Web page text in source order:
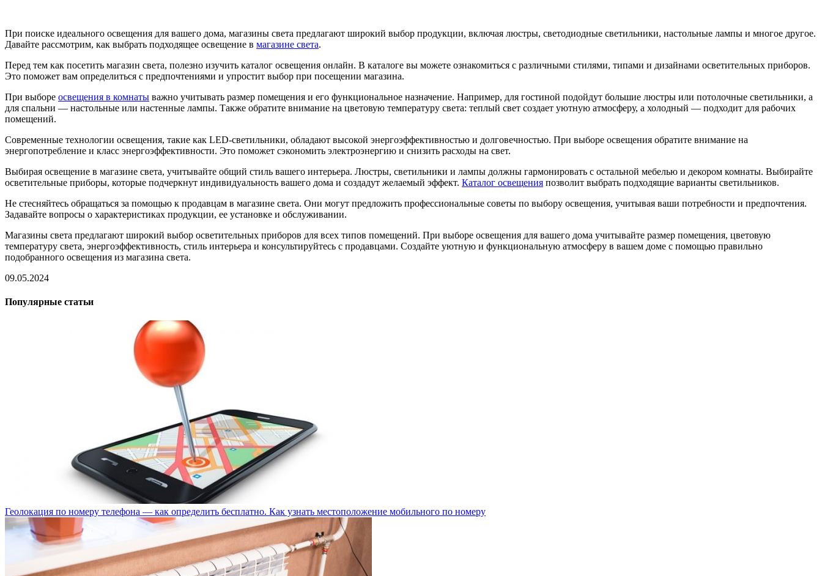
При поиске идеального освещения для вашего дома, магазины света предлагают широкий выбор продукции, включая люстры, светодиодные светильники, настольные лампы и многое другое.
Давайте рассмотрим, как выбрать подходящее освещение в магазине света.
Перед тем как посетить магазин света, полезно изучить каталог освещения онлайн. В каталоге вы можете ознакомиться с различными стилями, типами и дизайнами осветительных приборов.
Это поможет вам определиться с предпочтениями и упростит выбор при посещении магазина.
При выборе освещения в комнаты важно учитывать размер помещения и его функциональное назначение. Например, для гостиной подойдут большие люстры или потолочные светильники, а
для спальни — настольные или настенные лампы. Также обратите внимание на цветовую температуру света: теплый свет создает уютную атмосферу, а холодный — подходит для рабочих
помещений.
Современные технологии освещения, такие как LED-светильники, обладают высокой энергоэффективностью и долговечностью. При выборе освещения обратите внимание на
энергопотребление и класс энергоэффективности. Это поможет сэкономить электроэнергию и снизить расходы на свет.
Выбирая освещение в магазине света, учитывайте общий стиль вашего интерьера. Люстры, светильники и лампы должны гармонировать с остальной мебелью и декором комнаты. Выбирайте
осветительные приборы, которые подчеркнут индивидуальность вашего дома и создадут желаемый эффект. Каталог освещения позволит выбрать подходящие варианты светильников.
Не стесняйтесь обращаться за помощью к продавцам в магазине света. Они могут предложить профессиональные советы по выбору освещения, учитывая ваши потребности и предпочтения.
Задавайте вопросы о характеристиках продукции, ее установке и обслуживании.
Магазины света предлагают широкий выбор осветительных приборов для всех типов помещений. При выборе освещения для вашего дома учитывайте размер помещения, цветовую
температуру света, энергоэффективность, стиль интерьера и консультируйтесь с продавцами. Создайте уютную и функциональную атмосферу в вашем доме с помощью правильно
подобранного освещения из магазина света.
09.05.2024
Популярные статьи
Геолокация по номеру телефона — как определить бесплатно. Как узнать местоположение мобильного по номеру